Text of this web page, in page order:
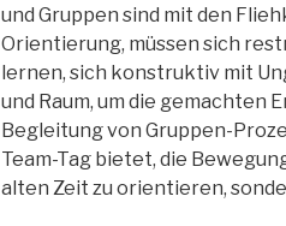
und Gruppen sind mit den
Orientierung, müssen sich
lernen, sich konstruktiv mit
und Raum, um die gemachten
Begleitung von Gruppen-
Team-Tag bietet, die
alten Zeit zu orientieren,